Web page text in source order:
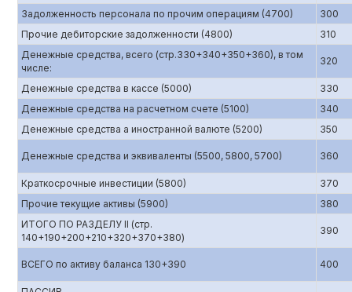
Задолженность персонала по прочим операциям (4700)
300
Прочие дебиторские задолженности (4800)
310
Денежные средства, всего (стр.330+340+350+360), в том
числе:
320
Денежные средства в кассе (5000)
330
Денежные средства на расчетном счете (5100)
340
Денежные средства а иностранной валюте (5200)
350
Денежные средства и эквиваленты (5500, 5800, 5700) 360
Краткосрочные инвестиции (5800)
370
Прочие текущие активы (5900)
380
ИТОГО ПО РАЗДЕЛУ II (стр.
140+190+200+210+320+370+380)
390
ВСЕГО по активу баланса 130+390 400